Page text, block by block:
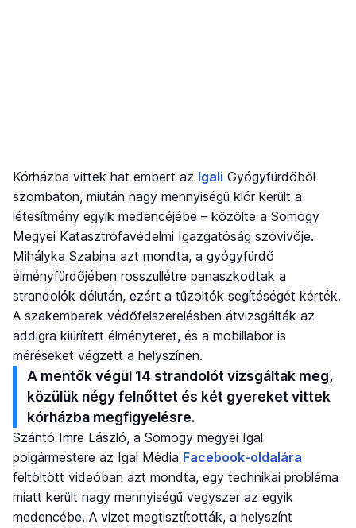
Kórházba vittek hat embert az Igali Gyógyfürdőből
szombaton, miután nagy mennyiségű klór került a
létesítmény egyik medencéjébe – közölte a Somogy
Megyei Katasztrófavédelmi Igazgatóság szóvivője.
Mihályka Szabina azt mondta, a gyógyfürdő
élményfürdőjében rosszullétre panaszkodtak a
strandolók délután, ezért a tűzoltók segítéségét kérték.
A szakemberek védőfelszerelésben átvizsgálták az
addigra kiürített élményteret, és a mobillabor is
méréseket végzett a helyszínen.
A mentők végül 14 strandolót vizsgáltak meg,
közülük négy felnőttet és két gyereket vittek
kórházba megfigyelésre.
Szántó Imre László, a Somogy megyei Igal
polgármestere az Igal Média Facebook-oldalára
feltöltött videóban azt mondta, egy technikai probléma
miatt került nagy mennyiségű vegyszer az egyik
medencébe. A vizet megtisztították, a helyszínt